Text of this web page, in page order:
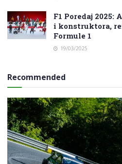
F1 Poredaj 2025:
i konstruktora,
Formule 1
19/03/2025
Recommended